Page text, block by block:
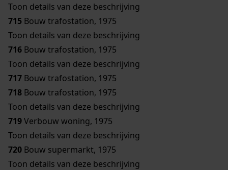
Toon details van deze beschrijving
715 Bouw trafostation, 1975
Toon details van deze beschrijving
716 Bouw trafostation, 1975
Toon details van deze beschrijving
717 Bouw trafostation, 1975
718 Bouw trafostation, 1975
Toon details van deze beschrijving
719Verbouw woning, 1975
Toon details van deze beschrijving
720 Bouw supermarkt, 1975
Toon details van deze beschrijving